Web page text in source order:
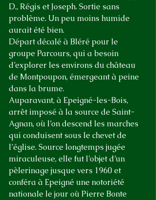
D., Régis et Joseph. Sortie sans
problème. Un peu moins humide
aurait été bien.
Départ décalé à Bléré pour le
groupe Parcours, qui a besoin
d’explorer les environs du château
de Montpoupon, émergeant à peine
dans la brume.
Auparavant, à Epeigné-les-Bois,
arrêt imposé à la source de Saint-
Agnan, où l’on descend les marches
qui conduisent sous le chevet de
l’église. Source longtemps jugée
miraculeuse, elle fut l’objet d’un
pèlerinage jusque vers 1960 et
conféra à Epeigné une notoriété
nationale le jour où Pierre Bonte